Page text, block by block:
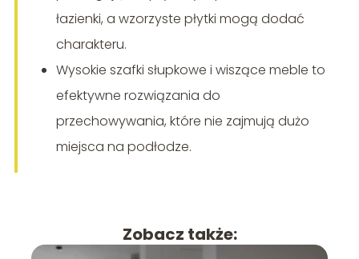
łazienki, a wzorzyste płytki mogą dodać
charakteru.
Wysokie szafki słupkowe i wiszące meble to
efektywne rozwiązania do
przechowywania, które nie zajmują dużo
miejsca na podłodze.
Zobacz także: